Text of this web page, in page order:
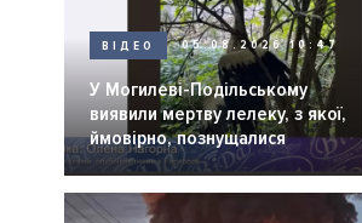
ВІДЕО 05.08.2026 10:47
У Могилеві-Подільському
виявили мертву лелеку, з якої,
ймовірно, познущалися